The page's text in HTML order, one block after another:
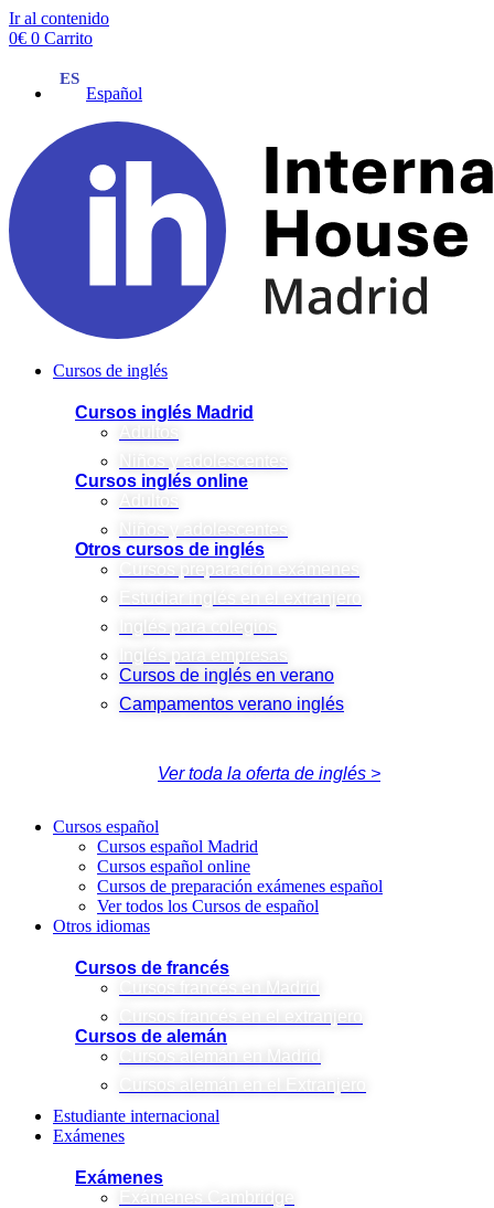
Ir al contenido
0€ 0 Carrito
Español
Cursos de inglés
Cursos inglés Madrid
Adultos
Niños y adolescentes
Cursos inglés online
Adultos
Niños y adolescentes
Otros cursos de inglés
Cursos preparación exámenes
Estudiar inglés en el extranjero
Inglés para colegios
Inglés para empresas
Cursos de inglés en verano
Campamentos verano inglés
Ver toda la oferta de inglés >
Cursos español
Cursos español Madrid
Cursos español online
Cursos de preparación exámenes español
Ver todos los Cursos de español
Otros idiomas
Cursos de francés
Cursos francés en Madrid
Cursos de alemán
Cursos alemán en Madrid
Cursos alemán en el Extranjero
Estudiante internacional
Exámenes
Exámenes
Exámenes Cambridge